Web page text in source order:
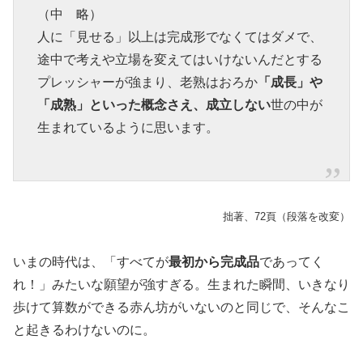
（中 略）
人に「見せる」以上は完成形でなくてはダメで、
途中で考えや立場を変えてはいけないんだとする
プレッシャーが強まり、老熟はおろか「成長」や
「成熟」といった概念さえ、成立しない世の中が
生まれているように思います。
拙著、72頁（段落を改変）
いまの時代は、「すべてが最初から完成品であってく
れ！」みたいな願望が強すぎる。生まれた瞬間、いきなり
歩けて算数ができる赤ん坊がいないのと同じで、そんなこ
と起きるわけないのに。